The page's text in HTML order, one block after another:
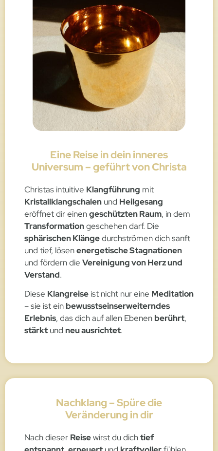
Eine Reise in dein inneres
Universum – geführt von Christa
Christas intuitive Klangführung mit
Kristallklangschalen und Heilgesang
eröffnet dir einengeschützten Raum, in dem
Transformationgeschehen darf. Die
sphärischen Klängedurchströmen dich sanft
und tief, lösenenergetische Stagnationen
und fördern die Vereinigung von Herz und
Verstand.
Diese Klangreise ist nicht nur eine Meditation
– sie ist ein bewusstseinserweiterndes
Erlebnis, das dich auf allen Ebenen berührt,
stärkt und neu ausrichtet.
Nachklang – Spüre die
Veränderung in dir
Nach dieser Reisewirst du dichtief